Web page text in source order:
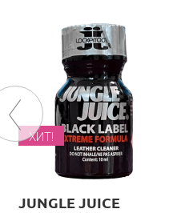
ХИТ!
JUNGLE JUICE